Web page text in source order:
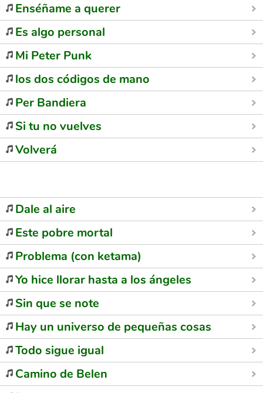
Enséñame a querer
Es algo personal
Mi Peter Punk
los dos códigos de mano
Per Bandiera
Si tu no vuelves
Volverá
Dale al aire
Este pobre mortal
Problema (con ketama)
Yo hice llorar hasta a los ángeles
Sin que se note
Hay un universo de pequeñas cosas
Todo sigue igual
Camino de Belen